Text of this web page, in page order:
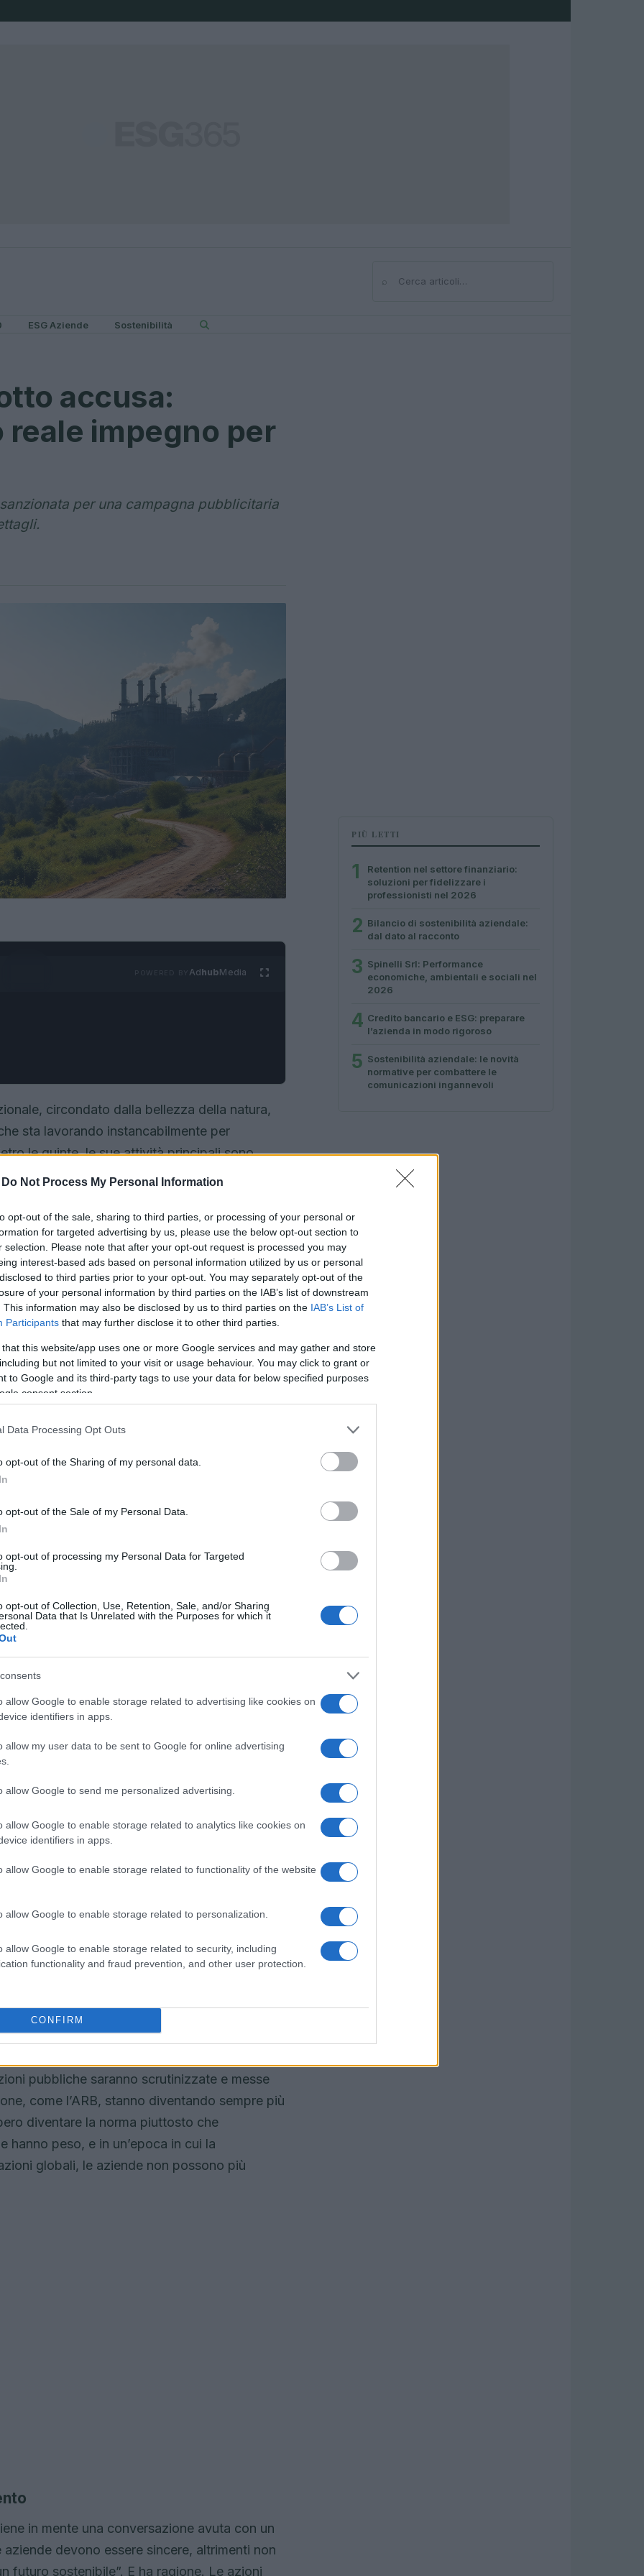
Do Not Process My Personal Information
opt-out of the sale, sharing to third parties, or processing of your personal or
for targeted advertising by us, please use the below opt-out section to
selection. Please note that after your opt-out request is processed you may
interest-based ads based on personal information utilized by us or personal
to third parties prior to your opt-out. You may separately opt-out of the
of your personal information by third parties on the IAB’s list of downstream
This information may also be disclosed by us to third parties on the IAB’s List of
Participants that may further disclose it to other third parties.
that this website/app uses one or more Google services and may gather and store
but not limited to your visit or usage behaviour. You may click to grant or
to Google and its third-party tags to use your data for below specified purposes
consent section.
Data Processing Opt Outs
opt-out of the Sharing of my personal data.
opt-out of the Sale of my Personal Data.
opt-out of processing my Personal Data for Targeted
opt-out of Collection, Use, Retention, Sale, and/or Sharing
Data that Is Unrelated with the Purposes for which it
allow Google to enable storage related to advertising like cookies on
identifiers in apps.
allow my user data to be sent to Google for online advertising
allow Google to send me personalized advertising.
allow Google to enable storage related to analytics like cookies on
identifiers in apps.
allow Google to enable storage related to functionality of the website
allow Google to enable storage related to personalization.
allow Google to enable storage related to security, including
functionality and fraud prevention, and other user protection.
CONFIRM
⌕Cerca
ESG Aziende Sostenibilità
accusa:
impegno per
per una campagna pubblicitaria
AdhubMedia
circondato dalla bellezza della natura,
sta lavorando instancabilmente per
le quinte, le sue attività principali sono
il quadro che emerge dalla recente
un gigante dell’energia. L’Advertising
preso una posizione audace, imponendo
che prometteva un impegno per lo
non era supportata da prove concrete.
in collaborazione con Sanparks, mirava a
enfatizzando una cooperazione
messo in evidenza un aspetto cruciale: le
alla realtà delle sue operazioni. In
utilizzi argomentazioni legate alla
mentre continua a dipendere dalle
un vero piano di sviluppo sostenibile.
terreno, si riferisce a pratiche
ecologica ingannevole. Anche se non
è chiaro che il concetto è al centro di
facciata ecologica, ha sollevato interrogativi
energetica genuina. Ma quanti altri attori
stessa strada? Questa situazione mette in
di una comunicazione trasparente e
energetico
d’allarme per TotalEnergies, ma potrebbe
settore energetico. Le aziende ora devono
pubbliche saranno scrutinizzate e messe
come l’ARB, stanno diventando sempre più
diventare la norma piuttosto che
hanno peso, e in un’epoca in cui la
globali, le aziende non possono più
in mente una conversazione avuta con un
devono essere sincere, altrimenti non
futuro sostenibile”. E ha ragione. Le azioni
PIÙ LETTI
1
Retention nel settore finanziario:
soluzioni per fidelizzare i
professionisti nel 2026
2 Bilancio di sostenibilità aziendale:
dal dato al racconto
3 Spinelli Srl: Performance
economiche, ambientali e sociali nel
2026
4 Credito bancario e ESG: preparare
l’azienda in modo rigoroso
5 Sostenibilità aziendale: le novità
normative per combattere le
comunicazioni ingannevoli